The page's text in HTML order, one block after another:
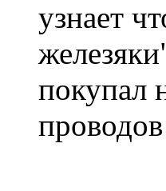
узнает
покупал
проводов